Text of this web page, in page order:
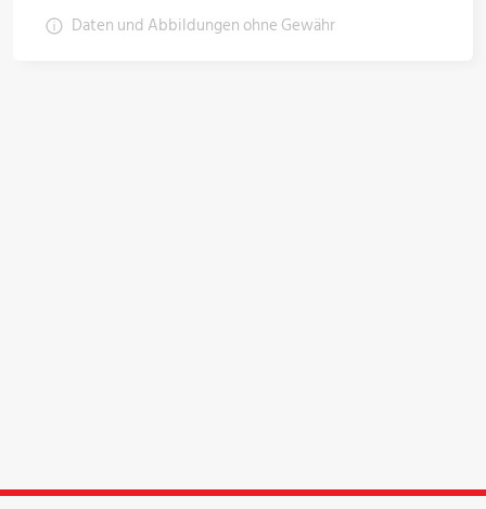
Daten und Abbildungen ohne Gewähr